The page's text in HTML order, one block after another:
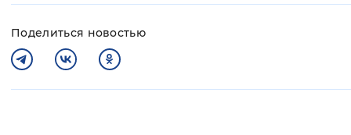
Поделиться новостью